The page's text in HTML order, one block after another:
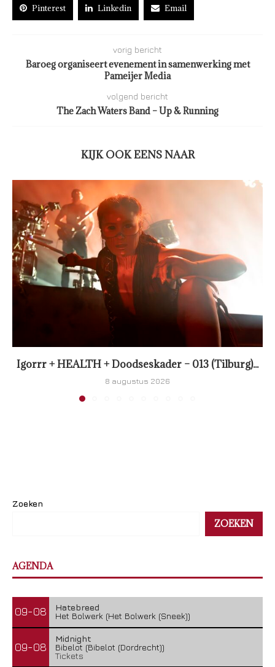
Pinterest Linkedin Email
vorig bericht
Baroeg organiseert evenement in samenwerking met
Pameijer Media
volgend bericht
The Zach Waters Band – Up & Running
KIJK OOK EENS NAAR
Igorrr + HEALTH + Doodseskader – 013 (Tilburg)...
8 augustus 2026
Zoeken
ZOEKEN
AGENDA
09-08
Hatebreed
Het Bolwerk (Het Bolwerk (Sneek))
09-08
Midnight
Bibelot (Bibelot (Dordrecht))
Tickets